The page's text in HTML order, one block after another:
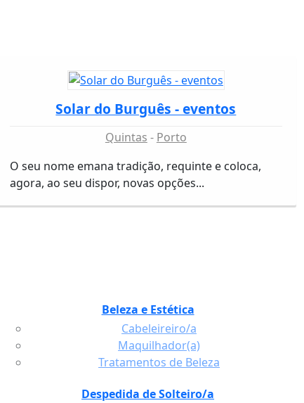
Solar do Burguês - eventos
Quintas
Porto
O seu nome emana tradição, requinte e coloca,
agora, ao seu dispor, novas opções...
Beleza e Estética
Cabeleireiro/a
Maquilhador(a)
Tratamentos de Beleza
Despedida de Solteiro/a